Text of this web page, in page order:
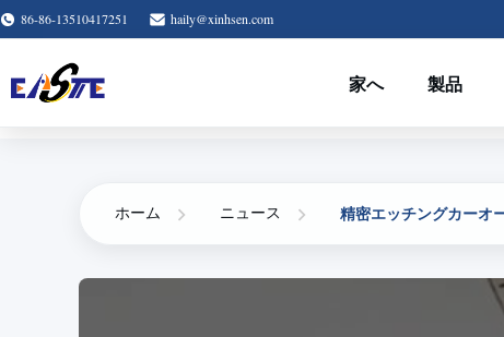
86-86-13510417251 haily@xinhsen.com
家へ 製品
ホーム ニュース 精密エッチングカーオ